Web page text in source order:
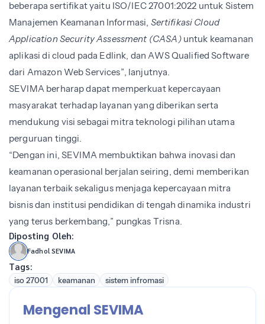
beberapa sertifikat yaitu ISO/IEC 27001:2022 untuk Sistem
Manajemen Keamanan Informasi, Sertifikasi Cloud
Application Security Assessment (CASA)untuk keamanan
aplikasi di cloud pada Edlink, dan AWS Qualified Software
dari Amazon Web Services”, lanjutnya.
SEVIMA berharap dapat memperkuat kepercayaan
masyarakat terhadap layanan yang diberikan serta
mendukung visi sebagai mitra teknologi pilihan utama
perguruan tinggi.
“Dengan ini, SEVIMA membuktikan bahwa inovasi dan
keamanan operasional berjalan seiring, demi memberikan
layanan terbaik sekaligus menjaga kepercayaan mitra
bisnis dan institusi pendidikan di tengah dinamika industri
yang terus berkembang,” pungkas Trisna.
Diposting Oleh:
Fadhol SEVIMA
Tags:
iso 27001 keamanan sistem infromasi
Mengenal SEVIMA